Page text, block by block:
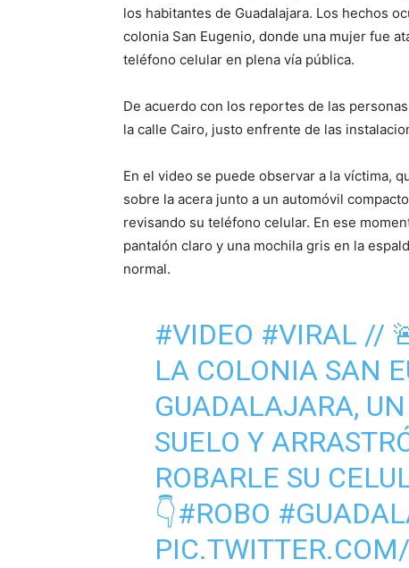
los habitantes de Guadalajara. Los hechos
colonia San Eugenio, donde una mujer fue
teléfono celular en plena vía pública.
De acuerdo con los reportes de las
la calle Cairo, justo enfrente de las
En el video se puede observar a la víctima,
sobre la acera junto a un automóvil
revisando su teléfono celular. En ese
pantalón claro y una mochila gris en la
normal.
#VIDEO #VIRAL //
LA COLONIA SAN
GUADALAJARA,
SUELO Y
ROBARLE SU
👇#ROBO